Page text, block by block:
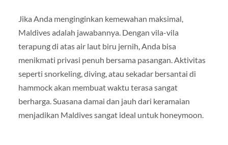
Jika Anda menginginkan kemewahan maksimal,
Maldives adalah jawabannya. Dengan vila-vila
terapung di atas air laut biru jernih, Anda bisa
menikmati privasi penuh bersama pasangan. Aktivitas
seperti snorkeling, diving, atau sekadar bersantai di
hammock akan membuat waktu terasa sangat
berharga. Suasana damai dan jauh dari keramaian
menjadikan Maldives sangat ideal untuk honeymoon.